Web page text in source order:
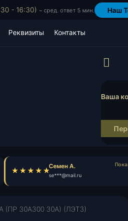
- 16:30) ~ сред. ответ 5 мин. Наш
Реквизиты Контакты
Ваша
Семен А.
se***@mail.ru
(ПР 30А300 30А) (ЛЭТЗ)